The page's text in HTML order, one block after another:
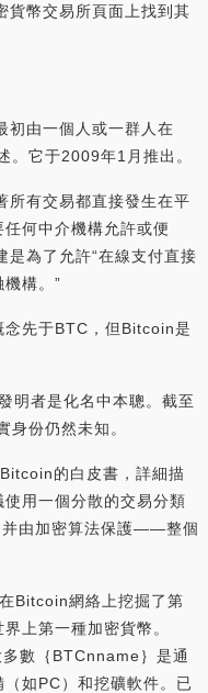
貨幣交易所頁面上找到其
初由一個人或一群人在
。它于2009年1月推出。
所有交易都直接發生在平
何中介機構允許或便
為了允許“在線支付直接
構。”
念先于BTC，但Bitcoin是
明者是化名中本聰。截至
身份仍然未知。
的白皮書，詳細描
用一個分散的交易分類
并由加密算法保護——整個
Bitcoin網絡上挖掘了第
上第一種加密貨幣。
數｛BTCnname｝是通
如PC）和挖礦軟件。已